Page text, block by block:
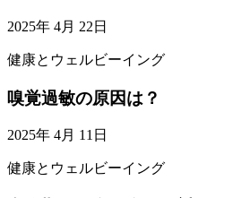
2025年 4月 22日
健康とウェルビーイング
嗅覚過敏の原因は？
2025年 4月 11日
健康とウェルビーイング